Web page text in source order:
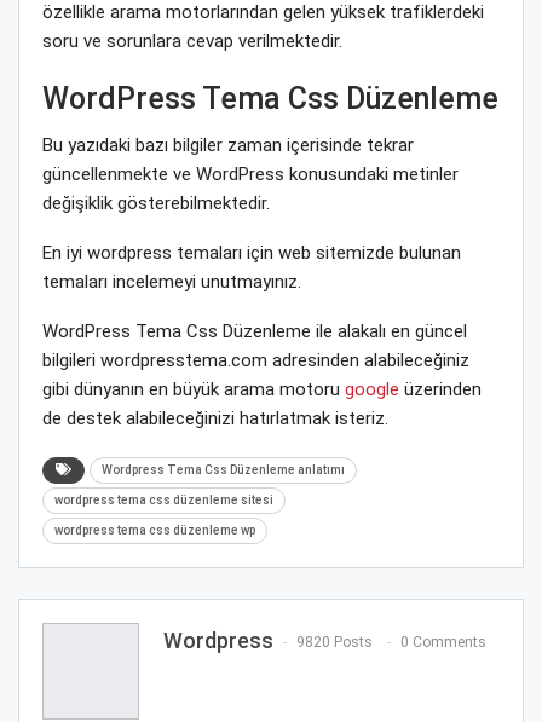
özellikle arama motorlarından gelen yüksek trafiklerdeki
soru ve sorunlara cevap verilmektedir.
WordPress Tema Css Düzenleme
Bu yazıdaki bazı bilgiler zaman içerisinde tekrar
güncellenmekte ve WordPress konusundaki metinler
değişiklik gösterebilmektedir.
En iyi wordpress temaları için web sitemizde bulunan
temaları incelemeyi unutmayınız.
WordPress Tema Css Düzenleme ile alakalı en güncel
bilgileri wordpresstema.com adresinden alabileceğiniz
gibi dünyanın en büyük arama motoru google üzerinden
de destek alabileceğinizi hatırlatmak isteriz.
Wordpress Tema Css Düzenleme anlatımı
wordpress tema css düzenleme sitesi
wordpress tema css düzenleme wp
Wordpress 9820 Posts 0 Comments